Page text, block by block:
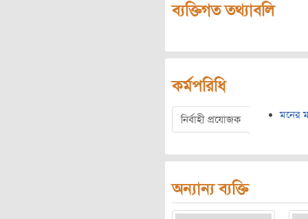
ব্যক্তিগত তথ্যাবলি
কর্মপরিধি
নির্বাহী প্রযোজক মনের
অন্যান্য ব্যক্তি